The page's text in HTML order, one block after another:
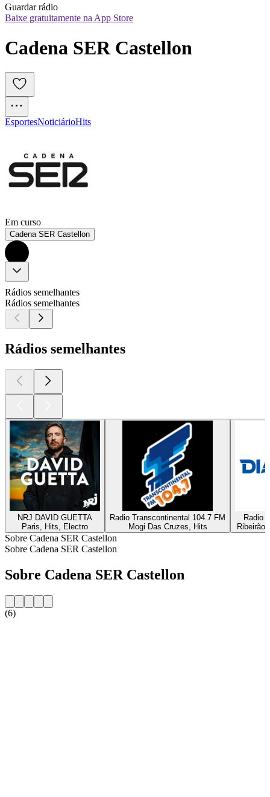
Guardar rádio
Baixe gratuitamente na App Store
Cadena SER Castellon
EsportesNoticiárioHits
Em curso
Cadena SER Castellon
Rádios semelhantes
Rádios semelhantes
Rádios semelhantes
NRJ DAVID GUETTA
Paris, Hits, Electro
Radio Transcontinental 104.7 FM
Mogi Das Cruzes, Hits
Radio
Ribeirão
Sobre Cadena SER Castellon
Sobre Cadena SER Castellon
Sobre Cadena SER Castellon
(6)